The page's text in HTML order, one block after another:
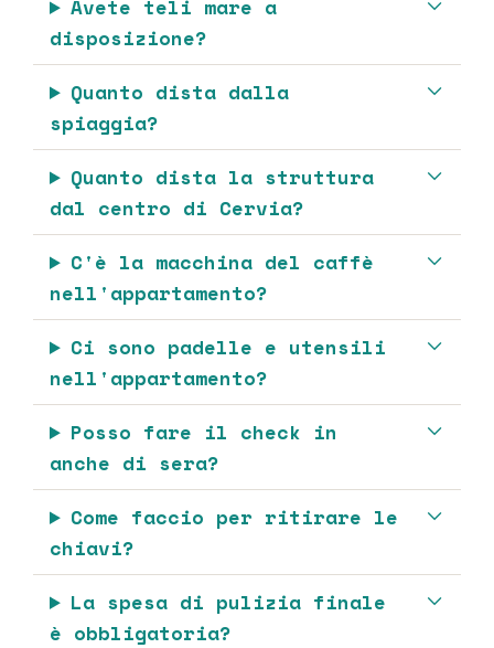
Avete teli mare a
disposizione?
Quanto dista dalla
spiaggia?
Quanto dista la struttura
dal centro di Cervia?
C'è la macchina del caffè
nell'appartamento?
Ci sono padelle e utensili
nell'appartamento?
Posso fare il check in
anche di sera?
Come faccio per ritirare le
chiavi?
La spesa di pulizia finale
è obbligatoria?